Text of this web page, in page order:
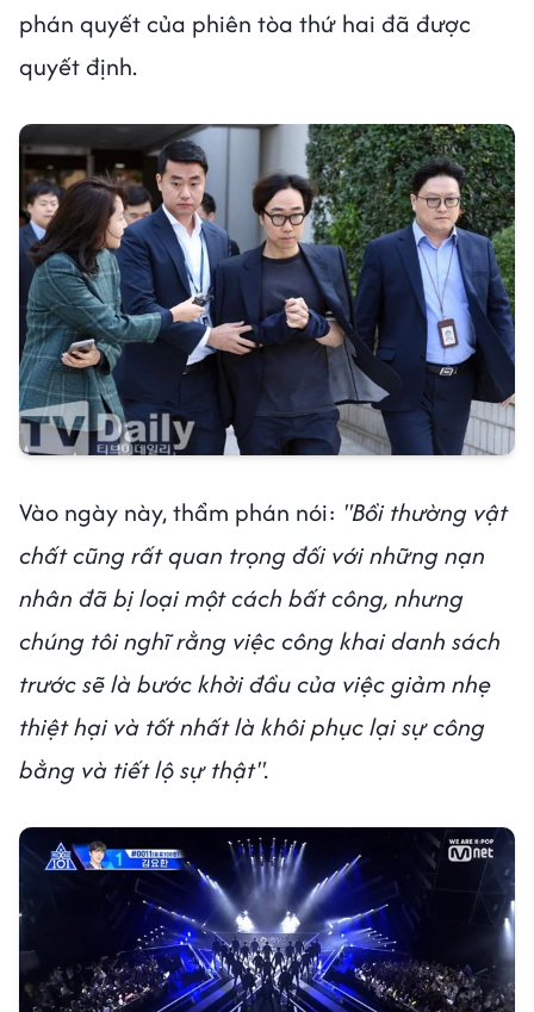
phán quyết của phiên tòa thứ hai đã được
quyết định.
Vào ngày này, thẩm phán nói: "Bồi thường vật
chất cũng rất quan trọng đối với những nạn
nhân đã bị loại một cách bất công, nhưng
chúng tôi nghĩ rằng việc công khai danh sách
trước sẽ là bước khởi đầu của việc giảm nhẹ
thiệt hại và tốt nhất là khôi phục lại sự công
bằng và tiết lộ sự thật".